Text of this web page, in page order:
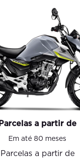
Parcelas a partir de
Em até 80 meses
Parcelas a partir de